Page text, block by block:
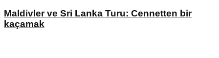
Maldivler ve Sri Lanka Turu: Cennetten bir
kaçamak